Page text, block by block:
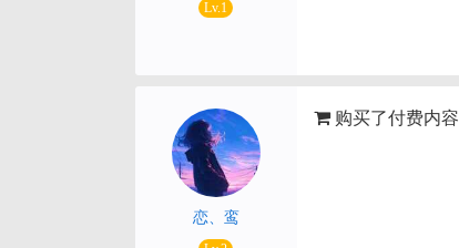
Lv.1
恋、鸾
购买了付费内容